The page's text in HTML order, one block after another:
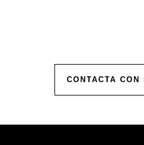
CONTACTA CON